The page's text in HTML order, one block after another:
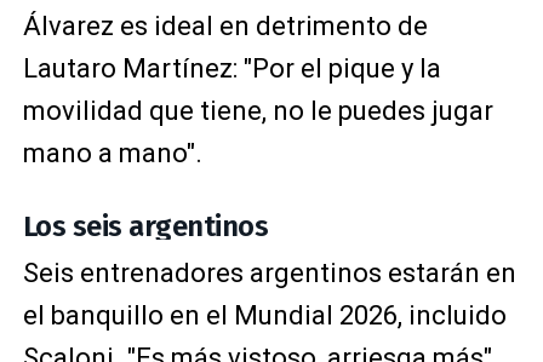
Álvarez es ideal en detrimento de
Lautaro Martínez: "Por el pique y la
movilidad que tiene, no le puedes jugar
mano a mano".
Los seis argentinos
Seis entrenadores argentinos estarán en
el banquillo en el Mundial 2026, incluido